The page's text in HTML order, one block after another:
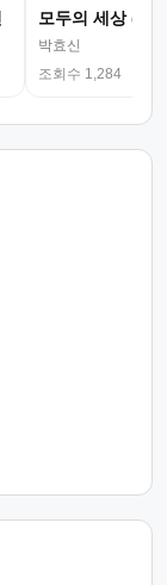
모두의 세상 (뮤
박효신
조회수 1,284